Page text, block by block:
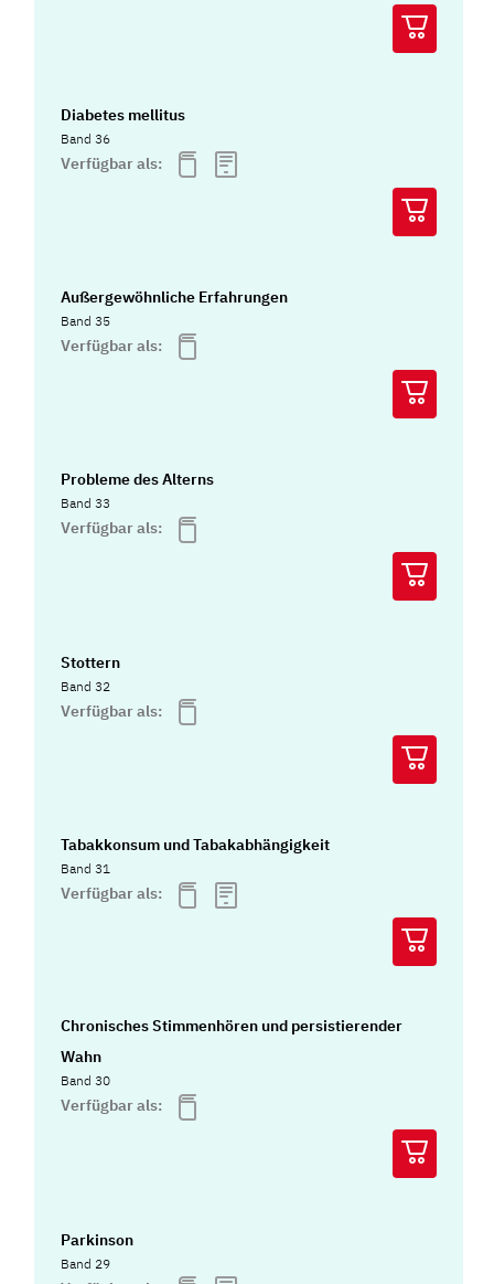
Diabetes mellitus
Band 36
Verfügbar als:
Außergewöhnliche Erfahrungen
Band 35
Verfügbar als:
Probleme des Alterns
Band 33
Verfügbar als:
Stottern
Band 32
Verfügbar als:
Tabakkonsum und Tabakabhängigkeit
Band 31
Verfügbar als:
Chronisches Stimmenhören und persistierender
Wahn
Band 30
Verfügbar als:
Parkinson
Band 29